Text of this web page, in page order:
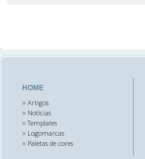
HOME
» Artigos
» Notícias
»Templates
» Logomarcas
» Paletas de cores